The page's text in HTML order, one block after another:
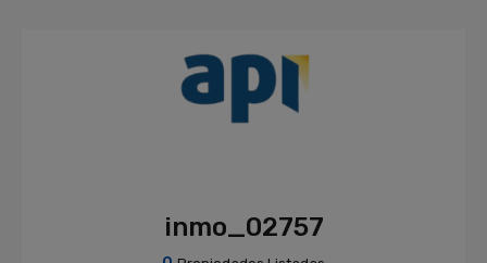
inmo_02757